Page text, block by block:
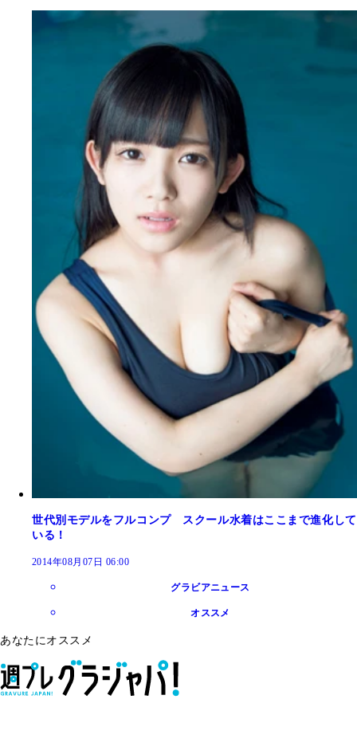
世代別モデルをフルコンプ スクール水着はここまで進化して
いる！
2014年08月07日 06:00
グラビアニュース
オススメ
あなたにオススメ